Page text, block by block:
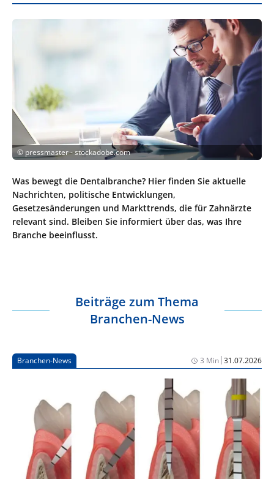
© pressmaster - stockadobe.com
Was bewegt die Dentalbranche? Hier finden Sie aktuelle
Nachrichten, politische Entwicklungen,
Gesetzesänderungen und Markttrends, die für Zahnärzte
relevant sind. Bleiben Sie informiert über das, was Ihre
Branche beeinflusst.
Beiträge zum Thema
Branchen-News
Branchen-News 3 Min|31.07.2026